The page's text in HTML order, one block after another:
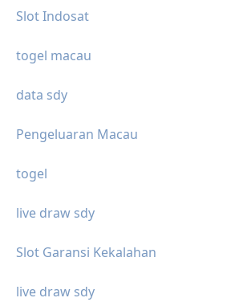
Slot Indosat
togel macau
data sdy
Pengeluaran Macau
togel
live draw sdy
Slot Garansi Kekalahan
live draw sdy